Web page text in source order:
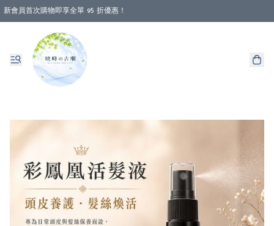
新會員首次購物即享全單 95 折優惠！
消費即享全單 88 折優惠！